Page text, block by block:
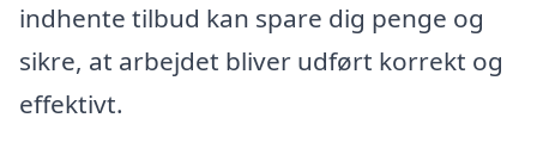
indhente tilbud kan spare dig penge og
sikre, at arbejdet bliver udført korrekt og
effektivt.